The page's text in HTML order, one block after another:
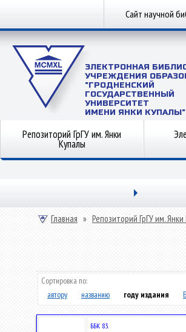
Сайт научной
ЭЛЕКТРОННАЯ
УЧРЕЖДЕНИЯ
"ГРОДНЕНСКИЙ
ГОСУДАРСТВЕННЫЙ
УНИВЕРСИТЕТ
ИМЕНИ ЯНКИ КУПАЛЫ"
Репозиторий ГрГУ им. Янки
Купалы
Главная » Репозиторий ГрГУ им.
Сортировка по:
автору
названию году издания
ББК 83.